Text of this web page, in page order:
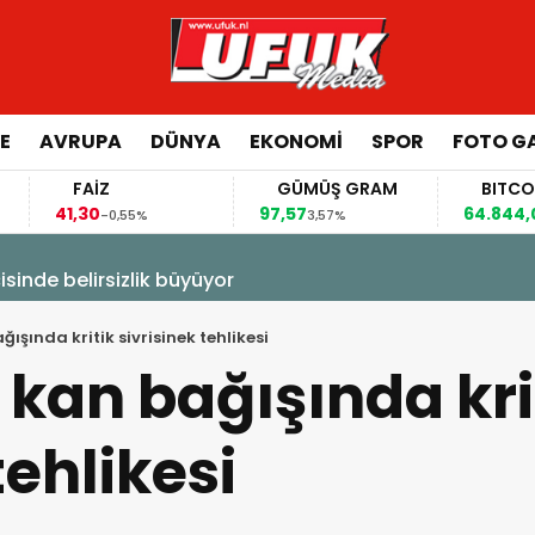
AVRUPA DÜNYA EKONOMI SPOR FOTO
FAİZ
-0,55%
GÜMÜŞ GRAM
97,57
3,57%
BITCOIN
64.844,000,70%
belirsizlik büyüyor
kritik sivrisinek tehlikesi
bağışında